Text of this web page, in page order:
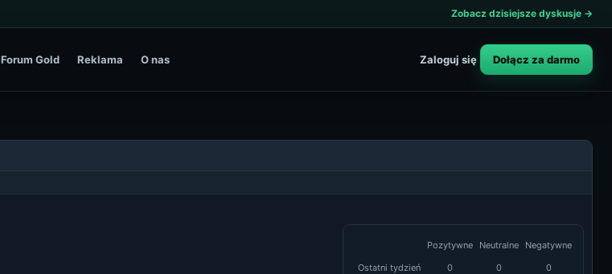
Zobacz dzisiejsze dyskusje →
Forum Gold Reklama O nas Zaloguj się Dołącz za darmo
Pozytywne Neutralne
Negatywne
Ostatni tydzień
0 0
0